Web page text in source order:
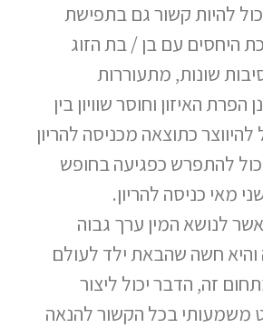
להיות קשור גם בתפישת
היחסים עם בן / בת הזוג
שונות, מתעוררות
האיזון וחוסר שוויון בין
להיווצר כתוצאה מכניסה להריון
להתפרש כפגיעה בחופש
מאי כניסה להריון.
לנושא המין ערך גבוה
והיא חשה שהבאת ילד לעולם
זה, הדבר יכול ליצור
משמעותי בכל הקשור להנאה